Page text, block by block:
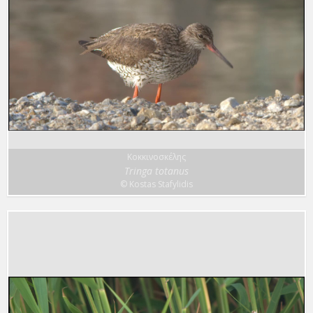
Κοκκινοσκέλης
Tringa totanus
© Kostas Stafylidis